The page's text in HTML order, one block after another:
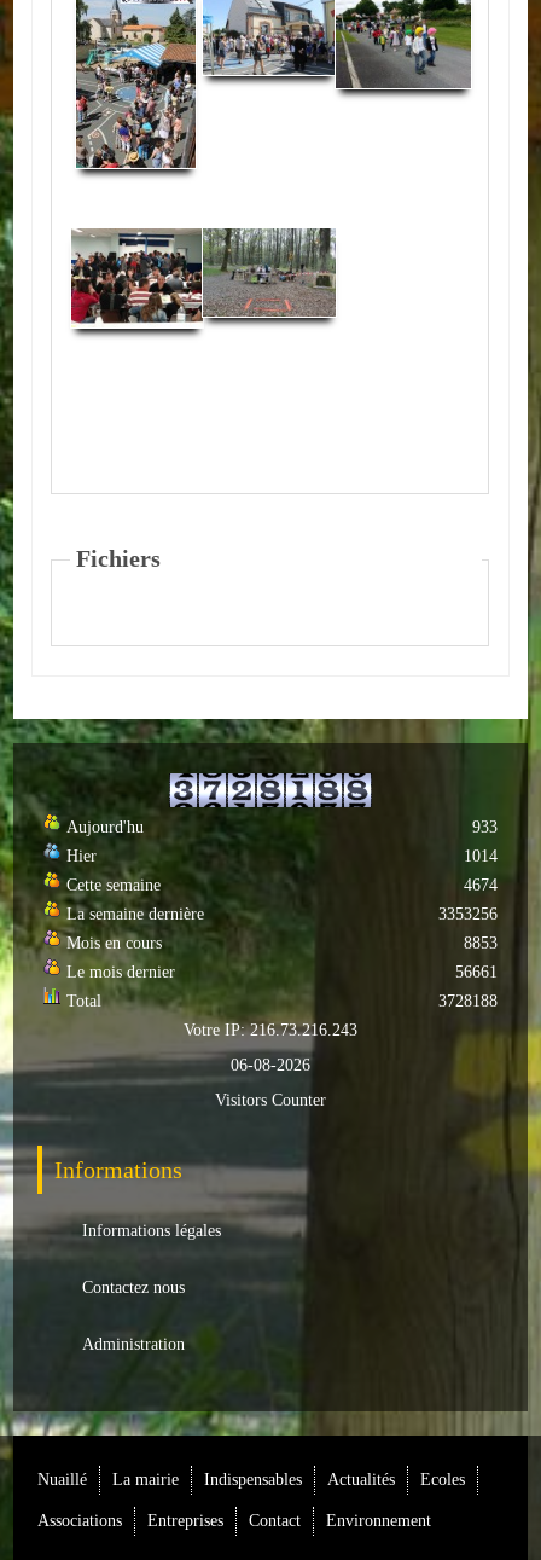
ECOLES
Ecole publique
Ecole privée
Sportives
Loisirs et animations
ENTREPRISES
Nos entreprises
Industries
Transports
Commerces
Hotels/Restaurants
Batiments/TP
CONTACT
Actualités
Fichiers
Aujourd'hu
Hier
Cette semaine
La semaine dernière
Mois en cours
Le mois dernier
Total
933
1014
4674
3353256
8853
56661
3728188
Votre IP: 216.73.216.243
06-08-2026
Visitors Counter
Informations
Informations légales
Contactez nous
Administration
Nuaillé La mairie Indispensables Actualités Ecoles
Associations Entreprises Contact Environnement